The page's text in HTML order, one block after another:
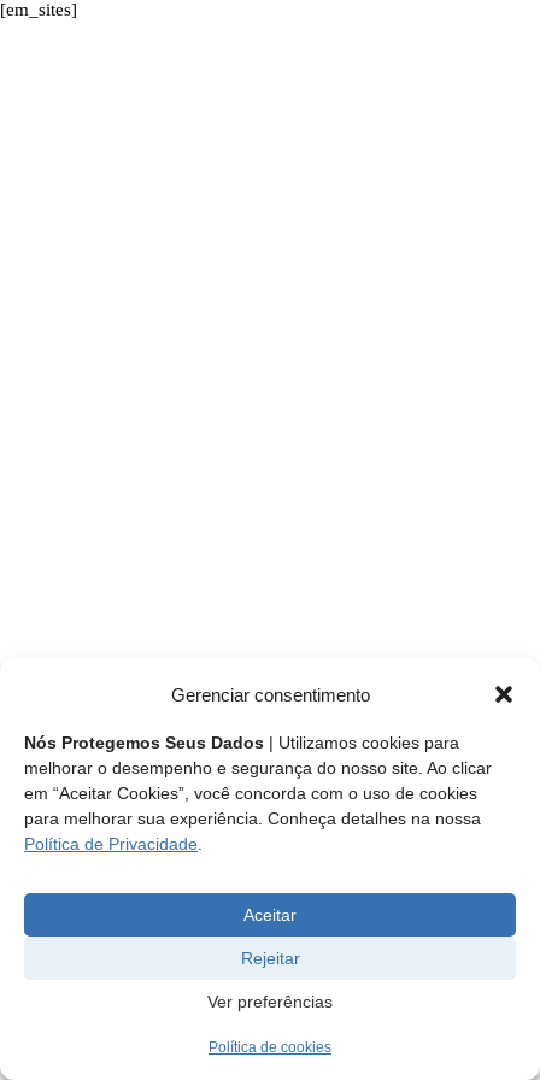
Gerenciar consentimento
Nós Protegemos Seus Dados | Utilizamos cookies para
melhorar o desempenho e segurança do nosso site. Ao clicar
em “Aceitar Cookies”, você concorda com o uso de cookies
para melhorar sua experiência. Conheça detalhes na nossa
Política de Privacidade
Aceitar
Rejeitar
Ver preferências
Política de cookies
[em_sites]